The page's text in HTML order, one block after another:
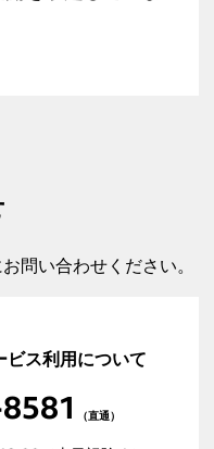
問い合わせください。
ビス利用について
（直通）